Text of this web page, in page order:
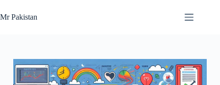
to
content
Mr Pakistan